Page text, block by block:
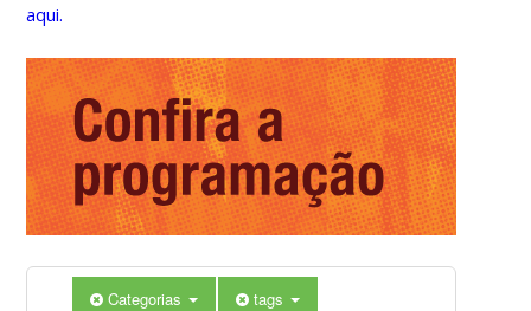
aqui.
Categorias tags